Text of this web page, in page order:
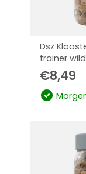
Dsz
trainer
€8,49